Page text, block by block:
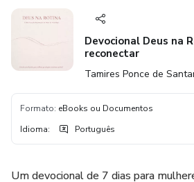
Devocional Deus na
reconectar
Tamires Ponce de
Formato: eBooks ou Documentos
Idioma: Português
Um devocional de 7 dias para